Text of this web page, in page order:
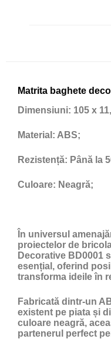
Matrita baghete
Dimensiuni: 105 x
Material: ABS;
Rezistență: Până la
Culoare: Neagră;
În universul
proiectelor de
Decorative BD0001
esențial, oferind
transforma ideile în
Fabricată dintr-un
existent pe piata și
culoare neagră,
partenerul perfect